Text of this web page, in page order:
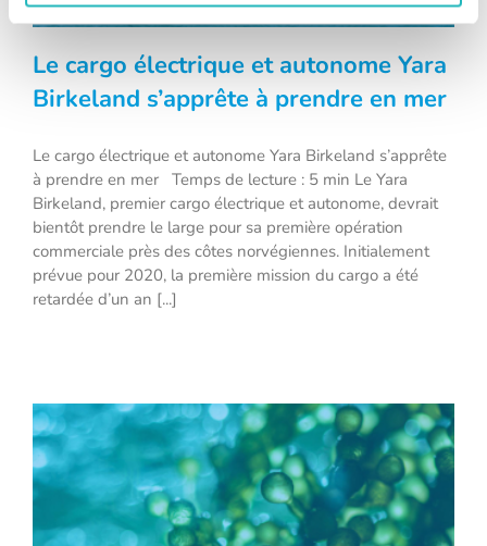
Le cargo électrique et autonome Yara
Birkeland s’apprête à prendre en mer
Le cargo électrique et autonome Yara
Birkeland s’apprête à prendre en mer
Le cargo électrique et autonome Yara Birkeland s’apprête
à prendre en mer Temps de lecture : 5 min Le Yara
Birkeland, premier cargo électrique et autonome, devrait
bientôt prendre le large pour sa première opération
commerciale près des côtes norvégiennes. Initialement
prévue pour 2020, la première mission du cargo a été
retardée d’un an [...]